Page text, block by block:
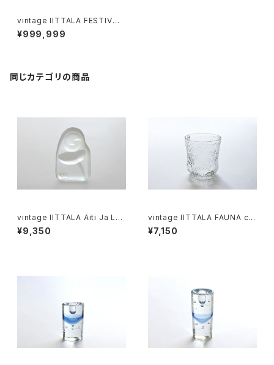
vintage IITTALA FESTIVO c
andleholder 2 ring B / ヴィ
ンテージ イッタラ ティモ・サルパ
¥999,999
同じカテゴリの商品
vintage IITTALA Äiti Ja Lap
si glass figure / ヴィンテー
ジ イッタラ ガラスの置物
¥9,350
vintage IITTALA FAUNA cle
ar glass M / ヴィンテージ イッ
タラ ファウナ クリアグラス M
¥7,150